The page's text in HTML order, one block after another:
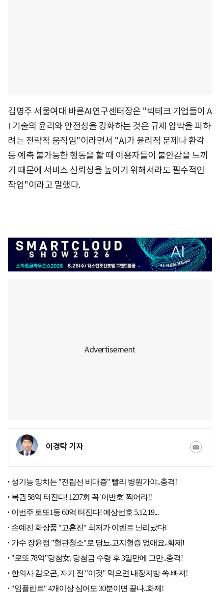
김명주 서울여대 바른AI연구센터장은 "빅테크 기업들이 A
I 기술의 윤리와 안전성을 강화하는 것은 규제 압박을 피하
려는 전략적 움직임"이라면서 "AI가 윤리적 문제나 환각
등 예측 불가능한 행동을 할 때 이용자들이 불안감을 느끼
기 때문에 서비스 신뢰성을 높이기 위해서라도 필수적인
작업"이라고 말했다.
이경탁 기자